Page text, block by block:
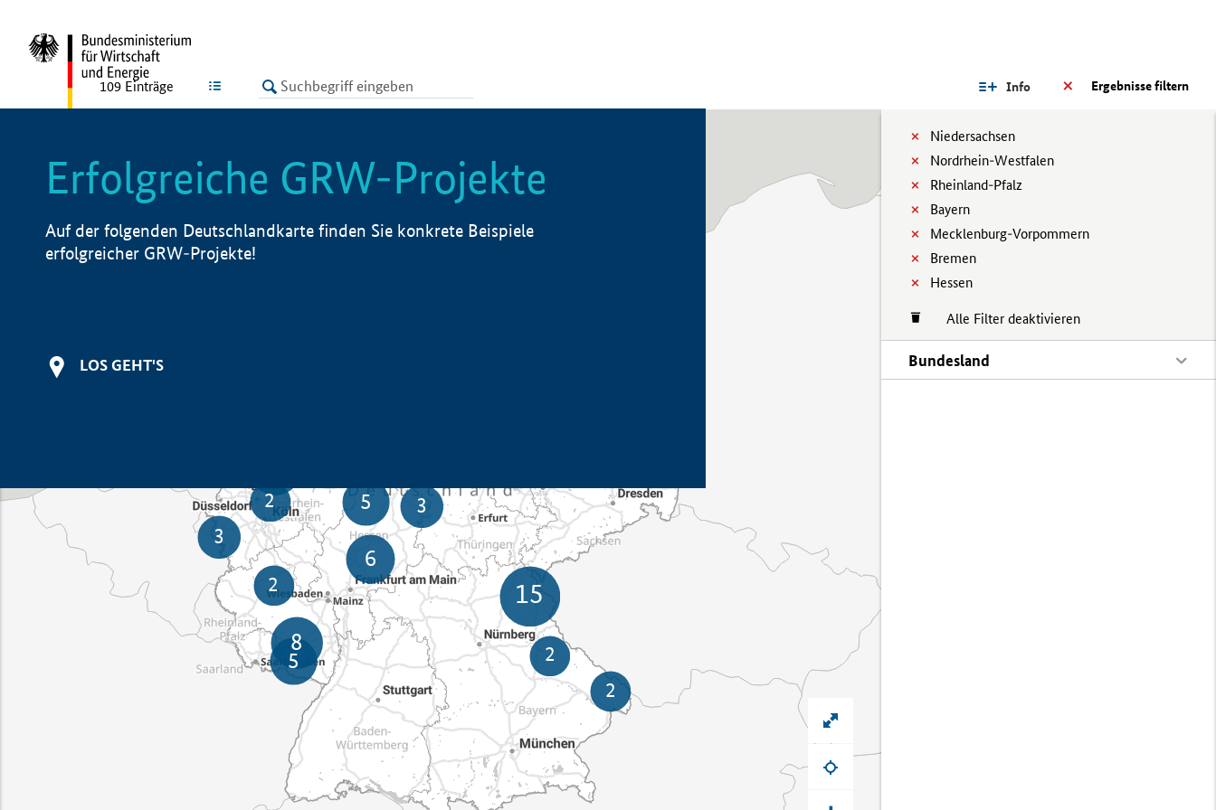
LISTE Ergebnisse filtern
Info
Niedersachsen
Nordrhein-Westfalen
Rheinland-Pfalz
Bayern
Mecklenburg-Vorpommern
Bremen
Hessen
Alle Filter deaktivieren
Bundesland
109 Einträge
Erfolgreiche GRW-Projekte
Auf der folgenden Deutschlandkarte finden Sie konkrete Beispiele
erfolgreicher GRW-Projekte!
LOS GEHT'S